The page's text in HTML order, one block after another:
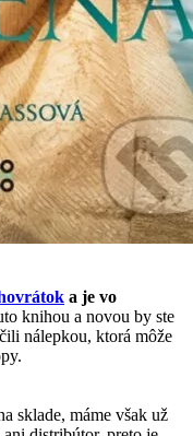
a je vo
knihou a novou by ste
nálepkou, ktorá môže
sklade, máme však už